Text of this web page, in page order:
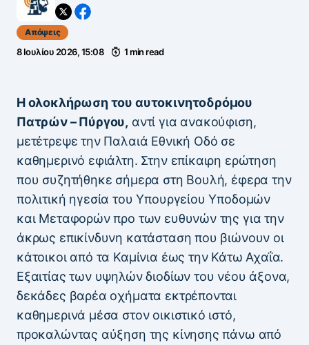
Απόψεις
8 Ιουλίου 2026, 15:08 1 min read
Η ολοκλήρωση του αυτοκινητοδρόμου
Πατρών – Πύργου, αντί για ανακούφιση,
μετέτρεψε την Παλαιά Εθνική Οδό σε
καθημερινό εφιάλτη. Στην επίκαιρη ερώτηση
που συζητήθηκε σήμερα στη Βουλή, έφερα την
πολιτική ηγεσία του Υπουργείου Υποδομών
και Μεταφορών προ των ευθυνών της για την
άκρως επικίνδυνη κατάσταση που βιώνουν οι
κάτοικοι από τα Καμίνια έως την Κάτω Αχαΐα.
Εξαιτίας των υψηλών διοδίων του νέου άξονα,
δεκάδες βαρέα οχήματα εκτρέπονται
καθημερινά μέσα στον οικιστικό ιστό,
προκαλώντας αύξηση της κίνησης πάνω από